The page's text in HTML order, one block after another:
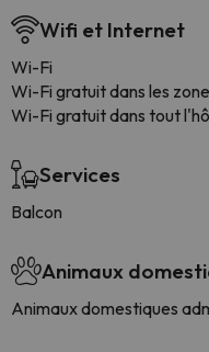
Wifi et Internet
Wi-Fi
Wi-Fi gratuit dans les
Wi-Fi gratuit dans tout
Services
Balcon
Animaux
Animaux domestiques